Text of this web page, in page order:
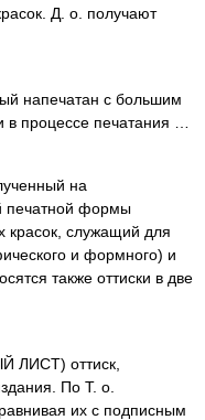
Д. о. получают
напечатан с большим
процессе печатания …
на
печатной формы
красок, служащий для
и формного) и
также оттиски в две
оттиск,
По Т. о.
их с подписным